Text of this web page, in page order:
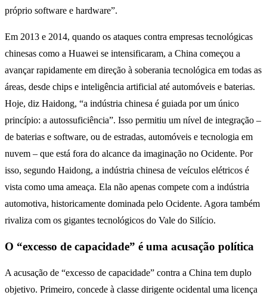
próprio software e hardware”.
Em 2013 e 2014, quando os ataques contra empresas tecnológicas
chinesas como a Huawei se intensificaram, a China começou a
avançar rapidamente em direção à soberania tecnológica em todas as
áreas, desde chips e inteligência artificial até automóveis e baterias.
Hoje, diz Haidong, “a indústria chinesa é guiada por um único
princípio: a autossuficiência”. Isso permitiu um nível de integração –
de baterias e software, ou de estradas, automóveis e tecnologia em
nuvem – que está fora do alcance da imaginação no Ocidente. Por
isso, segundo Haidong, a indústria chinesa de veículos elétricos é
vista como uma ameaça. Ela não apenas compete com a indústria
automotiva, historicamente dominada pelo Ocidente. Agora também
rivaliza com os gigantes tecnológicos do Vale do Silício.
O “excesso de capacidade” é uma acusação política
A acusação de “excesso de capacidade” contra a China tem duplo
objetivo. Primeiro, concede à classe dirigente ocidental uma licença